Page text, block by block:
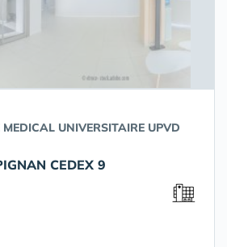
UNIVERSITAIRE UPVD
CEDEX 9